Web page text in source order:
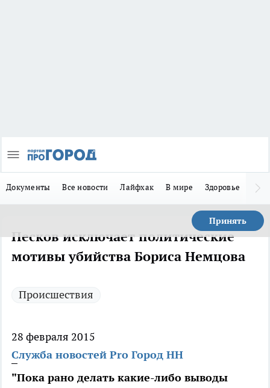
Документы Все новости Лайфхак В мире Здоровье
Принять
Песков исключает политические
мотивы убийства Бориса Немцова
Происшествия
28 февраля 2015
Служба новостей Pro Город НН
"Пока рано делать какие-либо выводы